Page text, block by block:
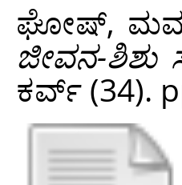
ಘೋಷ್‌,
ಜೀವನ-
ಕರ್ವ್ (34).